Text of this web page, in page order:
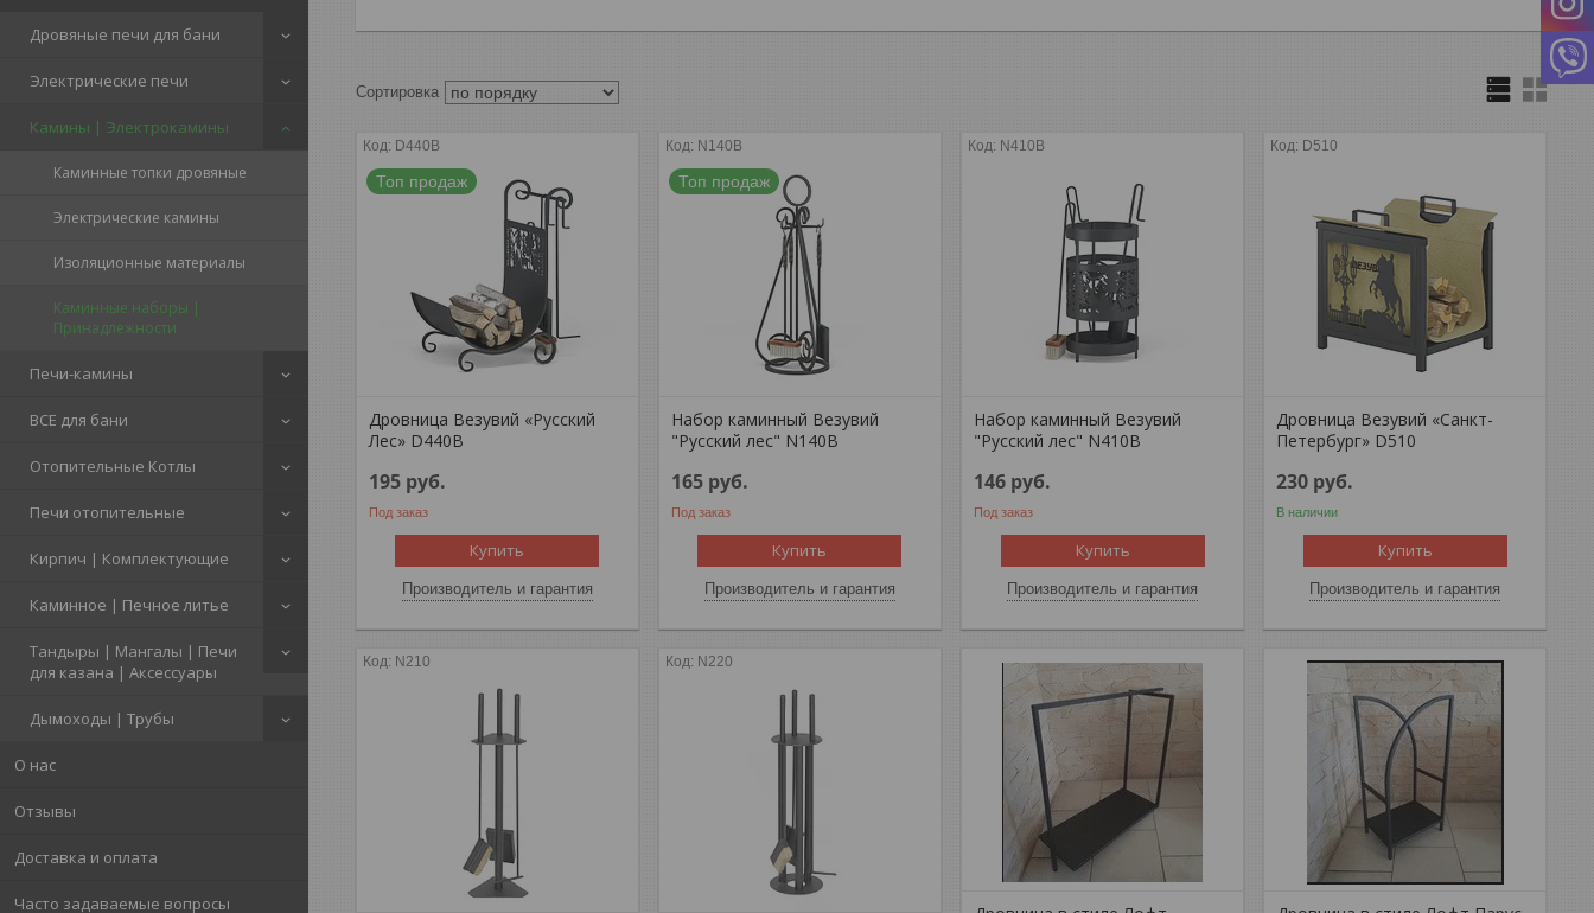
Дровяные печи для бани
Электрические печи
Камины | Электрокамины
Каминные топки дровяные
Электрические камины
Изоляционные материалы
Каминные наборы |
Принадлежности
Печи-камины
ВСЕ для бани
Отопительные Котлы
Печи отопительные
Кирпич | Комплектующие
Каминное | Печное литье
Тандыры | Мангалы | Печи
для казана | Аксессуары
Дымоходы | Трубы
О нас
Отзывы
Доставка и оплата
Часто задаваемые вопросы
D440B
Топ продаж
Дровница Везувий «Русский
Лес» D440B
195 руб.
Под заказ
Купить
Производитель и гарантия
N140B
Топ продаж
Набор каминный Везувий
"Русский лес" N140B
165 руб.
Под заказ
Купить
Производитель и гарантия
N410B
Набор каминный Везувий
"Русский лес" N410B
146 руб.
Под заказ
Купить
Производитель и гарантия
D510
Дровница Везувий «Санкт-
Петербург» D510
230 руб.
В наличии
Купить
Производитель и гарантия
N210 N220